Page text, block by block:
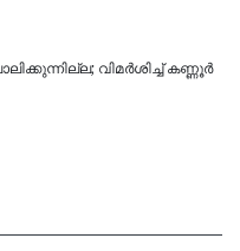
വിമർശിച്ച് കണ്ണൂർ